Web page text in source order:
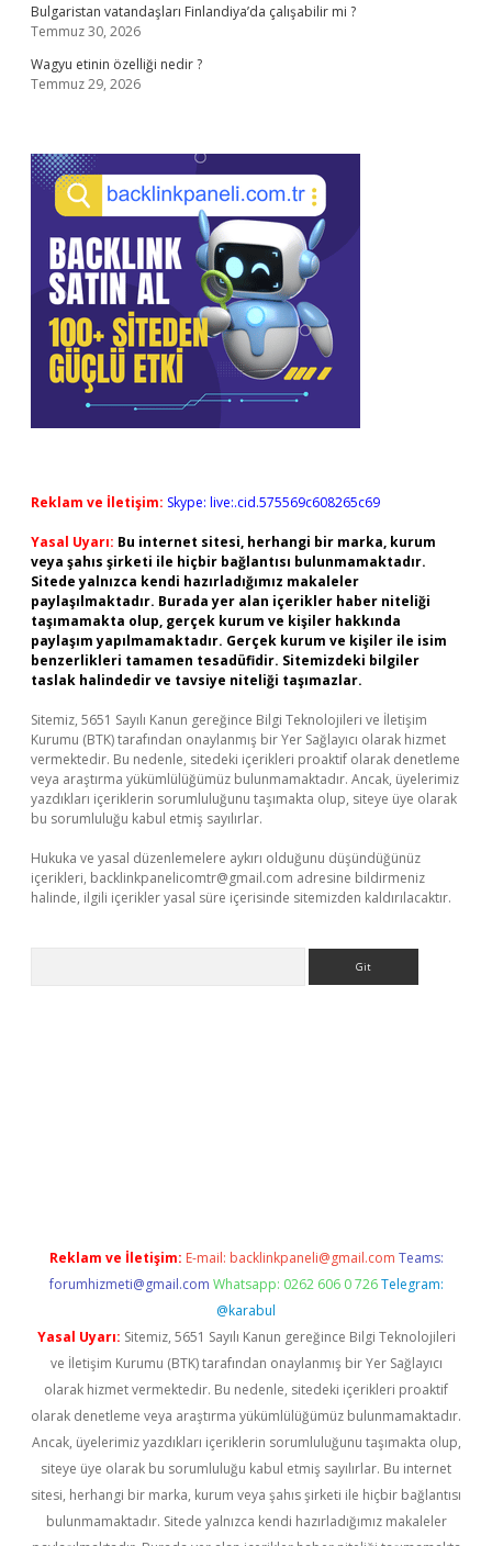
Bulgaristan vatandaşları Finlandiya’da çalışabilir mi ?
Temmuz 30, 2026
Wagyu etinin özelliği nedir ?
Temmuz 29, 2026
Reklam ve İletişim: Skype: live:.cid.575569c608265c69
Yasal Uyarı: Bu internet sitesi, herhangi bir marka, kurum
veya şahıs şirketi ile hiçbir bağlantısı bulunmamaktadır.
Sitede yalnızca kendi hazırladığımız makaleler
paylaşılmaktadır. Burada yer alan içerikler haber niteliği
taşımamakta olup, gerçek kurum ve kişiler hakkında
paylaşım yapılmamaktadır. Gerçek kurum ve kişiler ile isim
benzerlikleri tamamen tesadüfidir. Sitemizdeki bilgiler
taslak halindedir ve tavsiye niteliği taşımazlar.
Sitemiz, 5651 Sayılı Kanun gereğince Bilgi Teknolojileri ve İletişim
Kurumu (BTK) tarafından onaylanmış bir Yer Sağlayıcı olarak hizmet
vermektedir. Bu nedenle, sitedeki içerikleri proaktif olarak denetleme
veya araştırma yükümlülüğümüz bulunmamaktadır. Ancak, üyelerimiz
yazdıkları içeriklerin sorumluluğunu taşımakta olup, siteye üye olarak
bu sorumluluğu kabul etmiş sayılırlar.
Hukuka ve yasal düzenlemelere aykırı olduğunu düşündüğünüz
içerikleri, backlinkpanelicomtr@gmail.com adresine bildirmeniz
halinde, ilgili içerikler yasal süre içerisinde sitemizden kaldırılacaktır.
Reklam ve İletişim: E-mail: backlinkpaneli@gmail.com Teams:
forumhizmeti@gmail.com Whatsapp: 0262 606 0 726 Telegram:
@karabul
Yasal Uyarı: Sitemiz, 5651 Sayılı Kanun gereğince Bilgi Teknolojileri
ve İletişim Kurumu (BTK) tarafından onaylanmış bir Yer Sağlayıcı
olarak hizmet vermektedir. Bu nedenle, sitedeki içerikleri proaktif
olarak denetleme veya araştırma yükümlülüğümüz bulunmamaktadır.
Ancak, üyelerimiz yazdıkları içeriklerin sorumluluğunu taşımakta olup,
siteye üye olarak bu sorumluluğu kabul etmiş sayılırlar. Bu internet
sitesi, herhangi bir marka, kurum veya şahıs şirketi ile hiçbir bağlantısı
bulunmamaktadır. Sitede yalnızca kendi hazırladığımız makaleler